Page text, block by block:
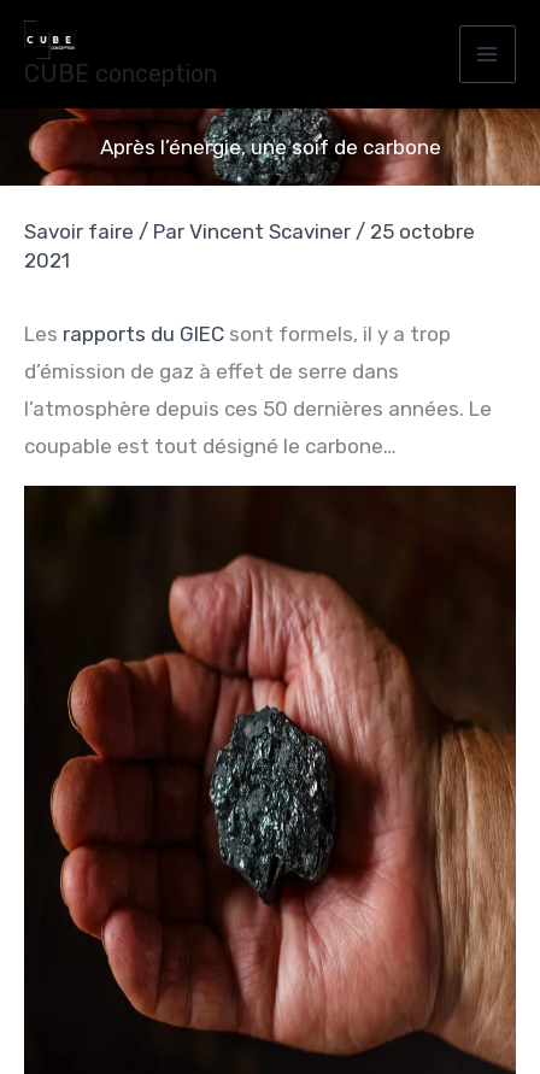
Aller
CUBE conception
Après l’énergie, une soif de carbone
Savoir faire / Par Vincent Scaviner / 25 octobre
2021
Les rapports du GIEC sont formels, il y a trop
d’émission de gaz à effet de serre dans
l’atmosphère depuis ces 50 dernières années. Le
coupable est tout désigné le carbone…